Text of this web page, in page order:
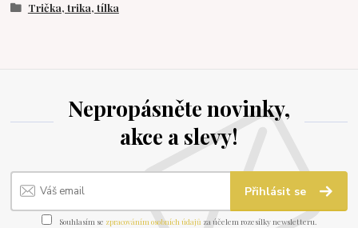
Trička, trika, tílka
Nepropásněte novinky,
akce a slevy!
Přihlásit se
Souhlasím se zpracováním osobních údajů za účelem rozesílky newsletteru.